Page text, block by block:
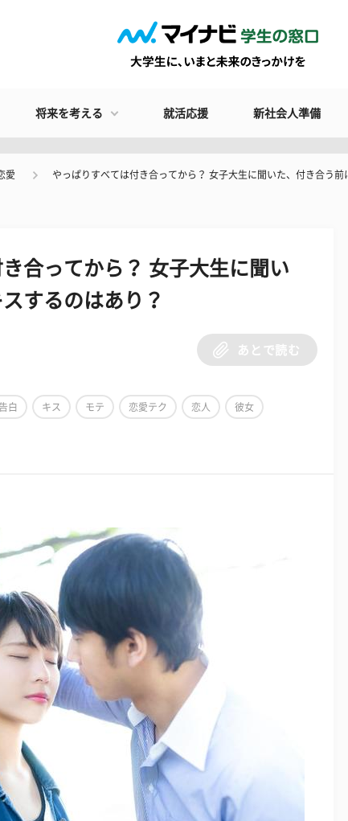
将来を考える 就活応援 新社会人準備
愛 やっぱりすべては付き合ってから？ 女子大生に聞いた、付き合う前
合ってから？ 女子大生に聞い
するのはあり？
あとで読む
告白 キス モテ 恋愛テク 恋人 彼女